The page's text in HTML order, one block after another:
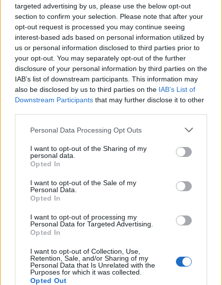
targeted advertising by us, please use the below opt-out
section to confirm your selection. Please note that after your
opt-out request is processed you may continue seeing
interest-based ads based on personal information utilized by
us or personal information disclosed to third parties prior to
your opt-out. You may separately opt-out of the further
disclosure of your personal information by third parties on the
IAB’s list of downstream participants. This information may
also be disclosed by us to third parties on the IAB’s List of
Downstream Participants that may further disclose it to other
Please note that this website/app uses one or more Google
not limited to your visit or usage behaviour. You may click to
grant or deny consent to Google and its third-party tags to
use your data for below specified purposes in below Google
consent section.
Personal Data Processing Opt Outs
I want to opt-out of the Sharing of my
personal data.
Opted In
I want to opt-out of the Sale of my
Personal Data.
Opted In
I want to opt-out of processing my
Personal Data for Targeted Advertising.
Opted In
I want to opt-out of Collection, Use,
Retention, Sale, and/or Sharing of my
Personal Data that Is Unrelated with the
Purposes for which it was collected.
Opted Out
Jorge Messi fallece a los 68 años: El pilar fundamental de
Lionel Messi
IMPUESTO